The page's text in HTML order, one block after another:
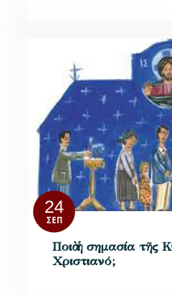
24
ΣΕΠ
Ποιὰ ἡ σημασία τῆς
Χριστιανό;